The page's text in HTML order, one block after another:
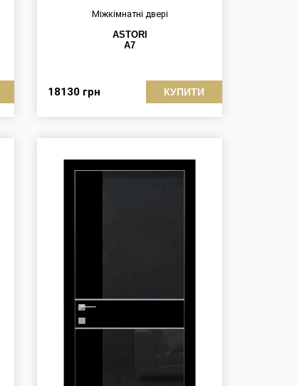
Міжкімнатні двері
ASTORI
A7
18130 грн КУПИТИ